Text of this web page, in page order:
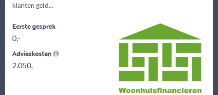
klanten geld...
Eerste gesprek
0,-
Advieskosten
2.050,-